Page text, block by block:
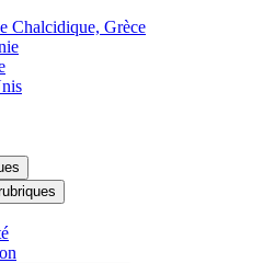
Chalcidique, Grèce